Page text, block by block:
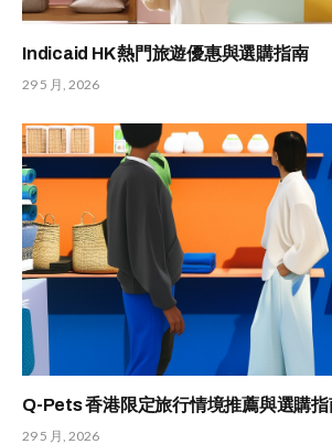
Indicaid HK 熱門旅遊優惠與選購指南
29 5 月, 2026
Q-Pets 香港限定旅行情境推薦與選購指
29 5 月, 2026